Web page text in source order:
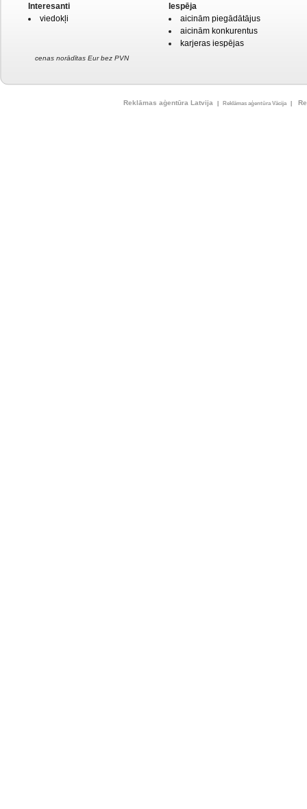
Interesanti
viedokļi
cenas norādītas Eur bez PVN
Iespēja
aicinām piegādātājus
aicinām konkurentus
karjeras iespējas
Reklāmas aģentūra Latvija | Reklāmas aģentūra Vācija|